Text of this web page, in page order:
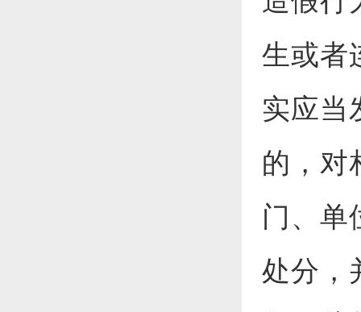
生或者
实应当
的，对
门、单
处分，